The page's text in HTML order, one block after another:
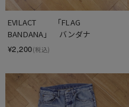
EVILACT 　　「FLAG
BANDANA」　バンダナ
¥2,200(税込)